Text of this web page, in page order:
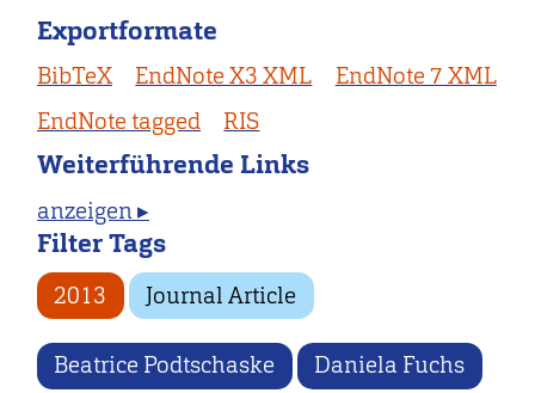
Exportformate
BibTeX EndNote X3 XML
EndNote 7 XML
EndNote tagged
RIS
Weiterführende Links
anzeigen ▸
Filter Tags
2013 Journal Article
Beatrice Podtschaske Daniela Fuchs